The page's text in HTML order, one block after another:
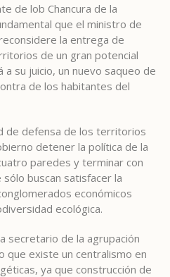
de lob Chancura de la
que el ministro de
la entrega de
de un gran potencial
su juicio, un nuevo saqueo de
de los habitantes del
de defensa de los territorios
detener la política de la
paredes y terminar con
buscan satisfacer la
económicos
ecológica.
secretario de la agrupación
que existe un centralismo en
ya que construcción de